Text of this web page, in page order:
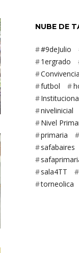
NUBE DE
#9deJulio
1ergrado
futbol
nivelinicial
Nivel
primaria
safabaires
sala4TT
torneolica